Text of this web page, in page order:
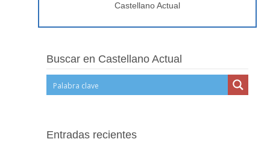
Castellano Actual
Buscar en Castellano Actual
Entradas recientes